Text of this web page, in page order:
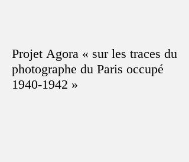
Projet Agora « sur les traces du
photographe du Paris occupé
1940-1942 »